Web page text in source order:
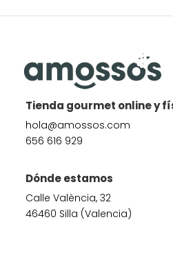
Tienda gourmet online y
hola@amossos.com
656 616 929
Dónde estamos
Calle València, 32
46460 Silla (Valencia)